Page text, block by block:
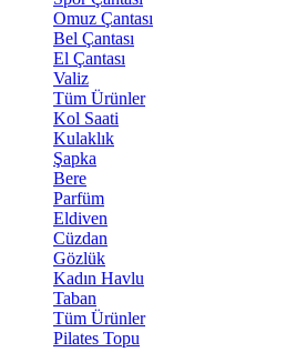
Omuz Çantası
Bel Çantası
El Çantası
Valiz
Tüm Ürünler
Kol Saati
Kulaklık
Şapka
Bere
Parfüm
Eldiven
Cüzdan
Gözlük
Kadın Havlu
Taban
Tüm Ürünler
Pilates Topu